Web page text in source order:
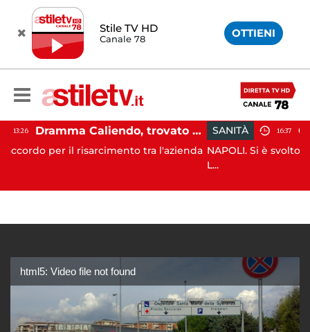
Stile TV HD
Canale 78 OTTIENI
Dramma Caliendo, trovato accordo sul risarcimento tra famiglia e "Monaldi"
tra l'azienda
SANITÀ
NAPOLI. Si è svolto questa mattina,
html5: Video file not found